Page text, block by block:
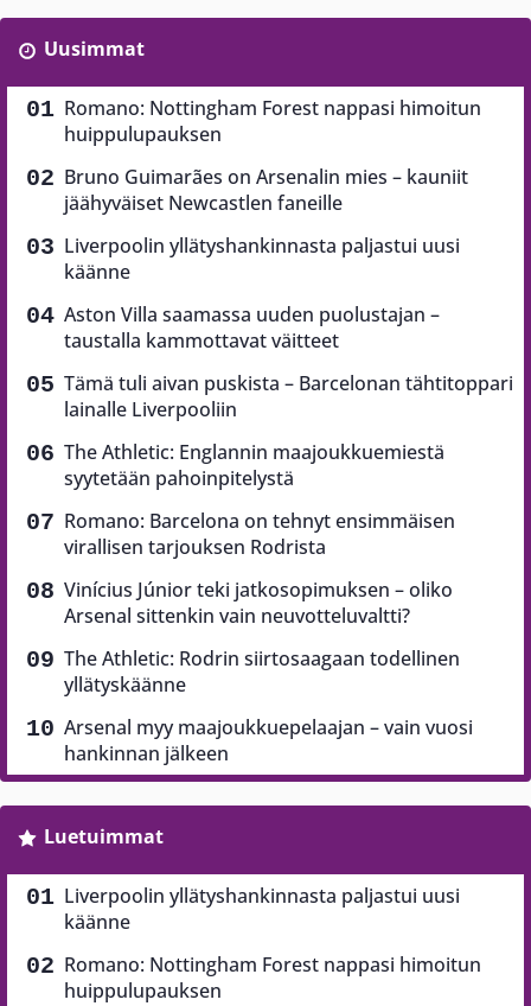
Uusimmat
Romano: Nottingham Forest nappasi himoitun
huippulupauksen
Bruno Guimarães on Arsenalin mies – kauniit
jäähyväiset Newcastlen faneille
Liverpoolin yllätyshankinnasta paljastui uusi
käänne
Aston Villa saamassa uuden puolustajan –
taustalla kammottavat väitteet
Tämä tuli aivan puskista – Barcelonan tähtitoppari
lainalle Liverpooliin
The Athletic: Englannin maajoukkuemiestä
syytetään pahoinpitelystä
Romano: Barcelona on tehnyt ensimmäisen
virallisen tarjouksen Rodrista
Vinícius Júnior teki jatkosopimuksen – oliko
Arsenal sittenkin vain neuvotteluvaltti?
The Athletic: Rodrin siirtosaagaan todellinen
yllätyskäänne
Arsenal myy maajoukkuepelaajan – vain vuosi
hankinnan jälkeen
Luetuimmat
Liverpoolin yllätyshankinnasta paljastui uusi
käänne
Romano: Nottingham Forest nappasi himoitun
huippulupauksen